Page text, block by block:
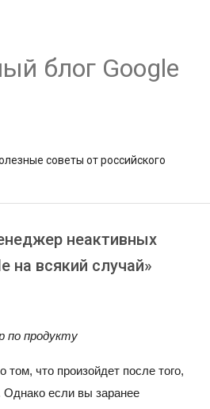
блог Google
советы от российского
неактивных
на всякий случай»
по продукту
что произойдет после того,
Однако если вы заранее